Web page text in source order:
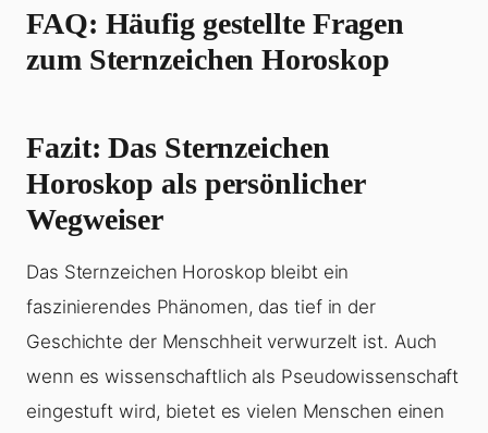
FAQ: Häufig gestellte Fragen
zum Sternzeichen Horoskop
Fazit: Das Sternzeichen
Horoskop als persönlicher
Wegweiser
Das Sternzeichen Horoskop bleibt ein
faszinierendes Phänomen, das tief in der
Geschichte der Menschheit verwurzelt ist. Auch
wenn es wissenschaftlich als Pseudowissenschaft
eingestuft wird, bietet es vielen Menschen einen